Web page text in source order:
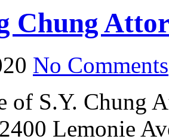
Chung
No Comments
of S.Y. Chung
Lemonie